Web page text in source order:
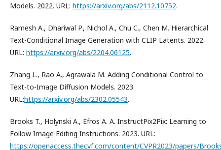
Models. 2022. URL: https://arxiv.org/abs/2112.10752.
Ramesh A., Dhariwal P., Nichol A., Chu C., Chen M. Hierarchical
Text-Conditional Image Generation with CLIP Latents. 2022.
URL: https://arxiv.org/abs/2204.06125.
Zhang L., Rao A., Agrawala M. Adding Conditional Control to
Text-to-Image Diffusion Models. 2023.
URL:https://arxiv.org/abs/2302.05543.
Brooks T., Holynski A., Efros A. A. InstructPix2Pix: Learning to
Follow Image Editing Instructions. 2023. URL:
https://openaccess.thecvf.com/content/CVPR2023/papers/